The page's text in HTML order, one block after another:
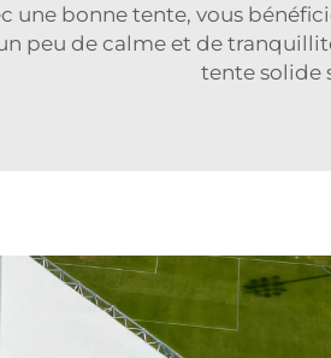
une bonne tente, vous
peu de calme et de
tente solide